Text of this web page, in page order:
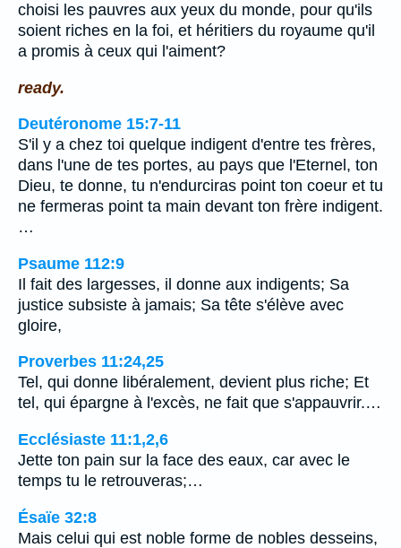
choisi les pauvres aux yeux du monde, pour qu'ils
soient riches en la foi, et héritiers du royaume qu'il
a promis à ceux qui l'aiment?
ready.
Deutéronome 15:7-11
S'il y a chez toi quelque indigent d'entre tes frères,
dans l'une de tes portes, au pays que l'Eternel, ton
Dieu, te donne, tu n'endurciras point ton coeur et tu
ne fermeras point ta main devant ton frère indigent.
…
Psaume 112:9
Il fait des largesses, il donne aux indigents; Sa
justice subsiste à jamais; Sa tête s'élève avec
gloire,
Proverbes 11:24,25
Tel, qui donne libéralement, devient plus riche; Et
tel, qui épargne à l'excès, ne fait que s'appauvrir.…
Ecclésiaste 11:1,2,6
Jette ton pain sur la face des eaux, car avec le
temps tu le retrouveras;…
Ésaïe 32:8
Mais celui qui est noble forme de nobles desseins,